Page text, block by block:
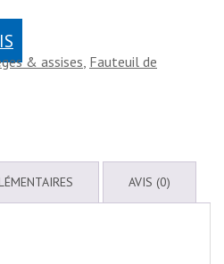
& assises Fauteuil de
AVIS (0)